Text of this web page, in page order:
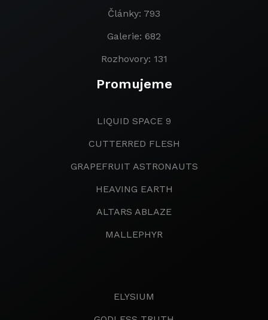
Články: 793
Galerie: 682
Rozhovory: 131
Promujeme
LIQUID SPACE 9
CUTTERRED FLESH
GRAPEFRUIT ASTRONAUTS
HEAVING EARTH
ALTARS ABLAZE
MALLEPHYR
ELYSIUM